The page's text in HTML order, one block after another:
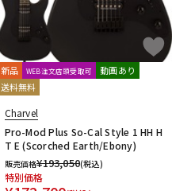
新品 WEB注文店頭受取可
動画あり
送料無料
Charvel
Pro-Mod Plus So-Cal Style 1 HH H
T E (Scorched Earth/Ebony)
販売価格¥193,050(税込)
特別価格